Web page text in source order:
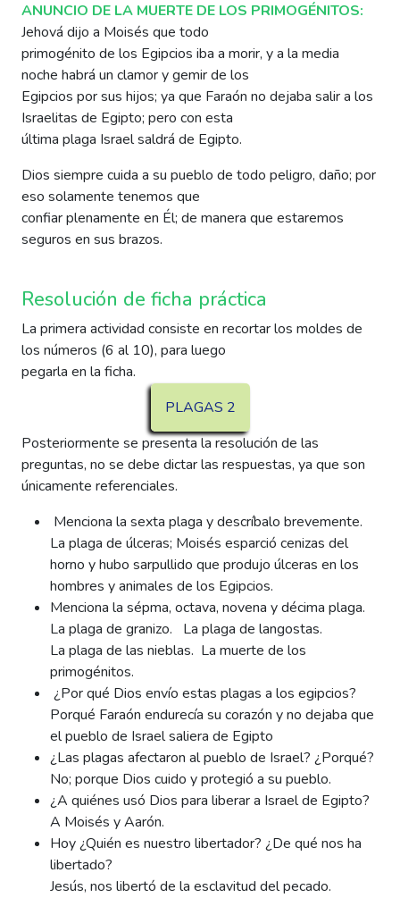
ANUNCIO DE LA MUERTE DE LOS PRIMOGÉNITOS:
Jehová dijo a Moisés que todo
primogénito de los Egipcios iba a morir, y a la media
noche habrá un clamor y gemir de los
Egipcios por sus hijos; ya que Faraón no dejaba salir a los
Israelitas de Egipto; pero con esta
última plaga Israel saldrá de Egipto.
Dios siempre cuida a su pueblo de todo peligro, daño; por
eso solamente tenemos que
confiar plenamente en Él; de manera que estaremos
seguros en sus brazos.
Resolución de ficha práctica
La primera actividad consiste en recortar los moldes de
los números (6 al 10), para luego
pegarla en la ficha.
PLAGAS 2
Posteriormente se presenta la resolución de las
preguntas, no se debe dictar las respuestas, ya que son
únicamente referenciales.
Menciona la sexta plaga y descríbalo brevemente.
La plaga de úlceras; Moisés esparció cenizas del
horno y hubo sarpullido que produjo úlceras en los
hombres y animales de los Egipcios.
Menciona la sépma, octava, novena y décima plaga.
La plaga de granizo. La plaga de langostas.
La plaga de las nieblas. La muerte de los
primogénitos.
¿Por qué Dios envío estas plagas a los egipcios?
Porqué Faraón endurecía su corazón y no dejaba que
el pueblo de Israel saliera de Egipto
¿Las plagas afectaron al pueblo de Israel? ¿Porqué?
No; porque Dios cuido y protegió a su pueblo.
¿A quiénes usó Dios para liberar a Israel de Egipto?
A Moisés y Aarón.
Hoy ¿Quién es nuestro libertador? ¿De qué nos ha
libertado?
Jesús, nos libertó de la esclavitud del pecado.